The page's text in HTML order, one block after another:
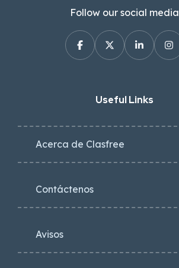
Follow our social media
Useful Links
Acerca de Clasfree
Contáctenos
Avisos